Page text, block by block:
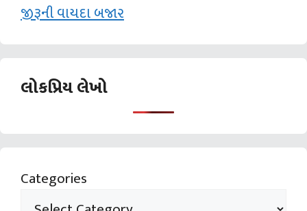
જીરૂની વાયદા બજાર
લોકપ્રિય લેખો
Categories